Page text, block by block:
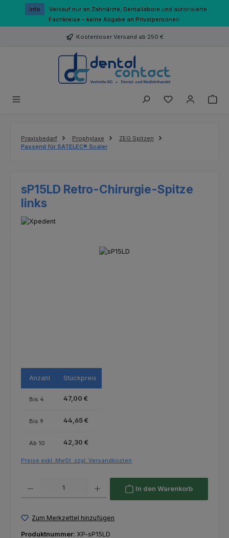
Zum Hauptinhalt springen
Info
Verkauf nur an Zahnärzte, Dentallabore und autorisierte
Fachkreise – keine Abgabe an Privatpersonen.
Kostenloser Versand ab 250 €
Du hast 0
Praxisbedarf Prophylaxe
ZEG Spitzen
Passend für SATELEC® Scaler
sP15LD Retro-Chirurgie-Spitze
links
Bildergalerie überspringen
Anzahl Stückpreis
Bis 4 47,00 €
Bis 9 44,65 €
Ab 10 42,30 €
Preise exkl. MwSt. zzgl. Versandkosten
In den Warenkorb
Zum Merkzettel hinzufügen
Produktnummer: XP-sP15LD